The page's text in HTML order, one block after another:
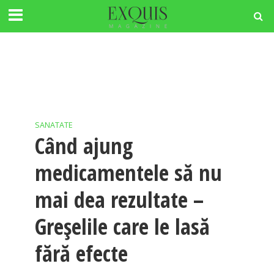
SANATATE
Când ajung
medicamentele să nu
mai dea rezultate –
Greșelile care le lasă
fără efecte